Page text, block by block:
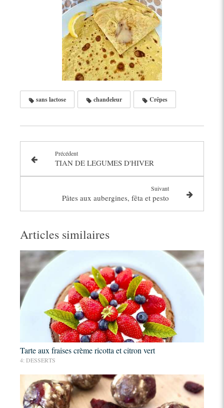
sans lactose chandeleur Crêpes
Précédent
TIAN DE LEGUMES D'HIVER
Suivant
Pâtes aux aubergines, fêta et pesto
Articles similaires
Tarte aux fraises crème ricotta et citron vert
4: DESSERTS